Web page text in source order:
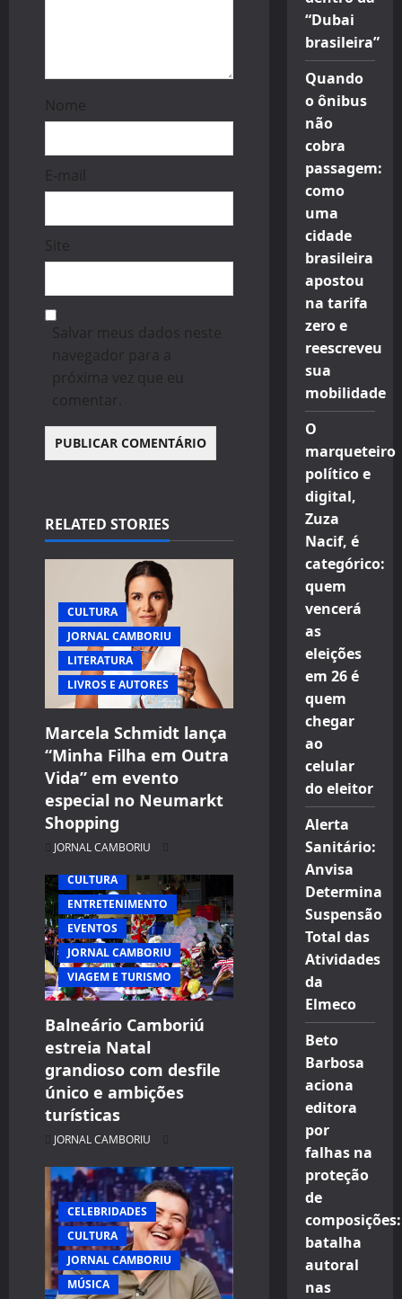
Nome
E-mail
Site
Salvar meus dados neste
navegador para a
próxima vez que eu
comentar.
RELATED STORIES
CULTURA
JORNAL CAMBORIU
LITERATURA
LIVROS E AUTORES
Marcela Schmidt lança
“Minha Filha em Outra
Vida” em evento
especial no Neumarkt
Shopping
JORNAL CAMBORIU
CULTURA
ENTRETENIMENTO
EVENTOS
JORNAL CAMBORIU
VIAGEM E TURISMO
Balneário Camboriú
estreia Natal
grandioso com desfile
único e ambições
turísticas
JORNAL CAMBORIU
CELEBRIDADES
CULTURA
JORNAL CAMBORIU
MÚSICA
“Dubai
brasileira”
Quando
o ônibus
não
cobra
passagem:
como
uma
cidade
brasileira
apostou
na tarifa
zero e
reescreveu
sua
mobilidade
O
marqueteiro
político e
digital,
Zuza
Nacif, é
categórico:
quem
vencerá
as
eleições
em 26 é
quem
chegar
ao
celular
do eleitor
Alerta
Sanitário:
Anvisa
Determina
Suspensão
Total das
Atividades
da
Elmeco
Beto
Barbosa
aciona
editora
por
falhas na
proteção
de
composições:
batalha
autoral
nas